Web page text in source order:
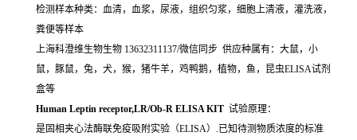
检测样本种类：血清，血浆，尿液，组织匀浆，细胞上清液，灌洗液，
粪便等样本
上海科澄维生物生物 13632311137/微信同步 供应种属有：大鼠，小
鼠，豚鼠，兔，犬，猴，猪牛羊，鸡鸭鹅，植物，鱼，昆虫ELISA试剂
盒等
Human Leptin receptor,LR/Ob-R ELISA KIT 试验原理：
是固相夹心法酶联免疫吸附实验（ELISA）.已知待测物质浓度的标准